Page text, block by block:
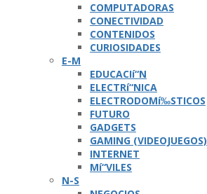
COMPUTADORAS
CONECTIVIDAD
CONTENIDOS
CURIOSIDADES
E-M
EDUCACIí“N
ELECTRí“NICA
ELECTRODOMí‰STICOS
FUTURO
GADGETS
GAMING (VIDEOJUEGOS)
INTERNET
Mí“VILES
N-S